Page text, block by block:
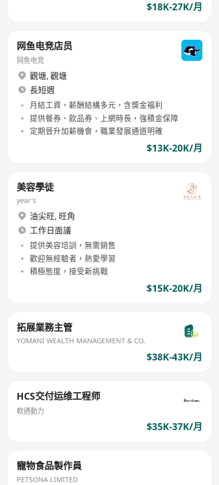
$18K-27K/月
网鱼电竞店员
网鱼电竞
觀塘, 觀塘
長短週
月結工資，薪酬結構多元，含獎金福利
提供餐券、飲品券、上網時長，強積金保障
定期晉升加薪機會，職業發展通道明確
$13K-20K/月
美容學徒
year's
油尖旺, 旺角
工作日面議
提供美容培訓，無需銷售
歡迎無經驗者，熱愛學習
積極態度，接受新挑戰
$15K-20K/月
拓展業務主管
YOMANI WEALTH MANAGEMENT & CO.
$38K-43K/月
HCS交付运维工程师
軟通動力
$35K-37K/月
寵物食品製作員
PETSONA LIMITED